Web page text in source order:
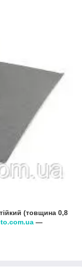
(товщина 0,8
—